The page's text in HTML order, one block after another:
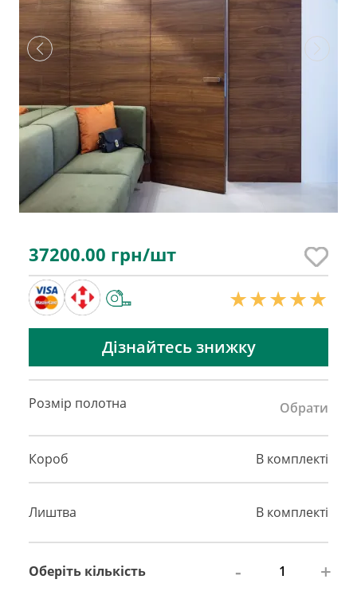
37200.00 грн/шт
Дізнайтесь знижку
Розмір полотна Обрати
Короб В комплекті
Лиштва В комплекті
Оберіть кількість - +